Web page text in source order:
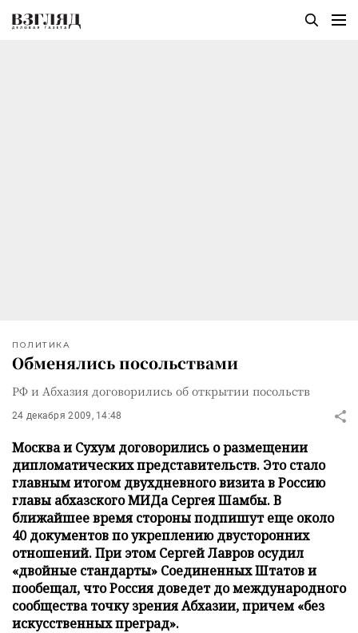
ПОЛИТИКА
Обменялись посольствами
РФ и Абхазия договорились об открытии посольств
24 декабря 2009, 14:48
Москва и Сухум договорились о размещении
дипломатических представительств. Это стало
главным итогом двухдневного визита в Россию
главы абхазского МИДа Сергея Шамбы. В
ближайшее время стороны подпишут еще около
40 документов по укреплению двусторонних
отношений. При этом Сергей Лавров осудил
«двойные стандарты» Соединенных Штатов и
пообещал, что Россия доведет до международного
сообщества точку зрения Абхазии, причем «без
искусственных преград».